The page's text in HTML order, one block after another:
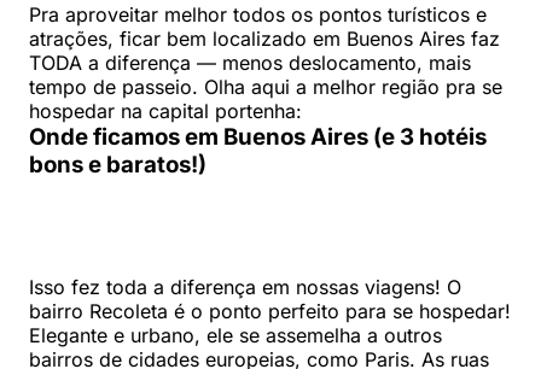
Pra aproveitar melhor todos os pontos turísticos e
atrações, ficar bem localizado em Buenos Aires faz
TODA a diferença — menos deslocamento, mais
tempo de passeio. Olha aqui a melhor região pra se
hospedar na capital portenha:
Onde ficamos em Buenos Aires (e 3 hotéis
bons e baratos!)
Isso fez toda a diferença em nossas viagens! O
bairro Recoleta é o ponto perfeito para se hospedar!
Elegante e urbano, ele se assemelha a outros
bairros de cidades europeias, como Paris. As ruas